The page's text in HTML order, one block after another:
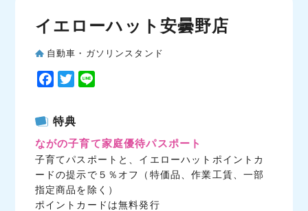
イエローハット安曇野店
自動車・ガソリンスタンド
F
e
b
o
o
k
T
t
t
e
r
特典
ながの子育て家庭優待パスポート
子育てパスポートと、イエローハットポイントカ
ードの提示で５％オフ（特価品、作業工賃、一部
指定商品を除く）
ポイントカードは無料発行